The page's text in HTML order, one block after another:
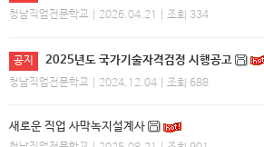
청남직업전문학교 | 2026.04.21 | 조회 334
공지 2025년도 국가기술자격검정 시행공고
청남직업전문학교 | 2024.12.04 | 조회 688
새로운 직업 사막녹지설계사